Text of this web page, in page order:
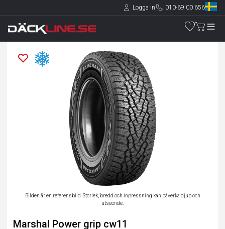
Logga in 010-69 00 656
Bilden är en referensbild. Storlek, bredd och inpressning kan påverka djup och
utseende.
Marshal Power grip cw11